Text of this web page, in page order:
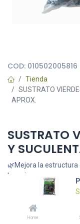
Home
COD: 010502005816
Tienda
SUSTRATO
APROX.
SUSTRATO
Y
🌿Mejora la estructura
las raices
🦾Mejora la
bastante drenaje
3.39